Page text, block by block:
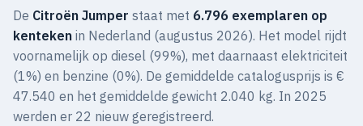
De Citroën Jumper staat met 6.796 exemplaren op
kenteken in Nederland (augustus 2026). Het model rijdt
voornamelijk op diesel (99%), met daarnaast elektriciteit
(1%) en benzine (0%). De gemiddelde catalogusprijs is €
47.540 en het gemiddelde gewicht 2.040 kg. In 2025
werden er 22 nieuw geregistreerd.